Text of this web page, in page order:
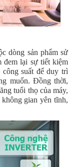
dòng sản phẩm sử
đem lại sự tiết kiệm
suất để duy trì
muốn. Đồng thời,
tuổi thọ của máy,
gian yên tĩnh,